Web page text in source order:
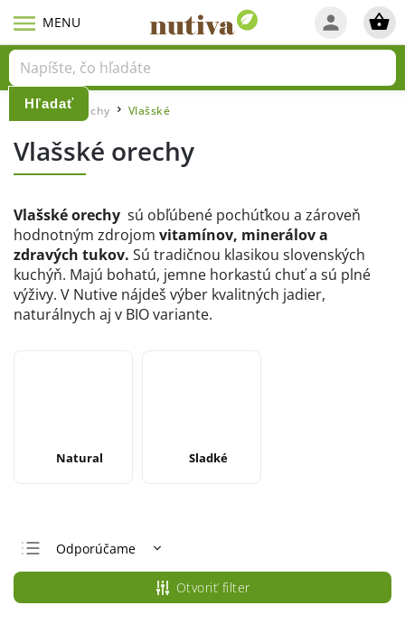
Hľadať
Domov / Orechy Vlašské
Vlašské orechy
Vlašské orechy sú obľúbené pochúťkou a zároveň
hodnotným zdrojom vitamínov, minerálov a
zdravých tukov. Sú tradičnou klasikou slovenských
kuchýň. Majú bohatú, jemne horkastú chuť a sú plné
výživy. V Nutive nájdeš výber kvalitných jadier,
naturálnych aj v BIO variante.
Natural Sladké
Odporúčame
Najlacnejšie
Najdrahšie
Otvoriť filter